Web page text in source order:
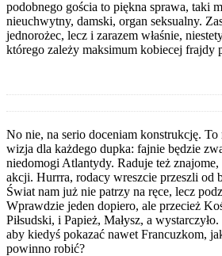
podobnego gościa to piękna sprawa, taki
nieuchwytny, damski, organ seksualny.
jednorożec, lecz i zarazem właśnie,
którego zależy maksimum kobiecej frajdy
No nie, na serio doceniam konstrukcję.
wizja dla każdego dupka: fajnie będzie
niedomogi Atlantydy. Raduje też znajome,
akcji. Hurrra, rodacy wreszcie przeszli od
Świat nam już nie patrzy na ręce, lecz
Wprawdzie jeden dopiero, ale przecież
Piłsudski, i Papież, Małysz, a
aby kiedyś pokazać nawet Francuzkom,
powinno robić?